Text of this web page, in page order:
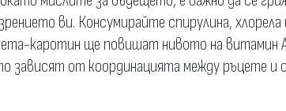
ви. Консумирайте спирулина,
каротин ще повишат нивото на
зависят от координацията между ръцете и